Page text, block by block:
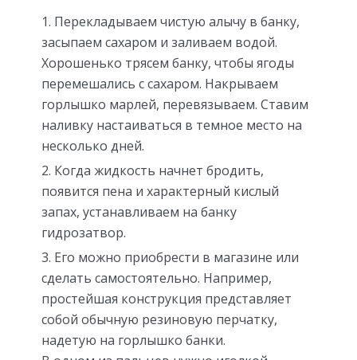
Перекладываем чистую алычу в банку,
засыпаем сахаром и заливаем водой.
Хорошенько трясем банку, чтобы ягоды
перемешались с сахаром. Накрываем
горлышко марлей, перевязываем. Ставим
наливку настаиваться в темное место на
несколько дней.
Когда жидкость начнет бродить,
появится пена и характерный кислый
запах, устанавливаем на банку
гидрозатвор.
Его можно приобрести в магазине или
сделать самостоятельно. Например,
простейшая конструкция представляет
собой обычную резиновую перчатку,
надетую на горлышко банки.